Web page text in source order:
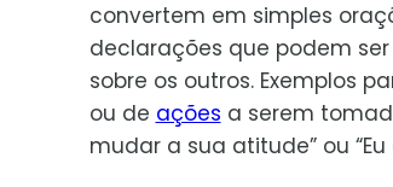
convertem em simples
declarações que podem
sobre os outros. Exemplos
ou de ações a serem
mudar a sua atitude” ou